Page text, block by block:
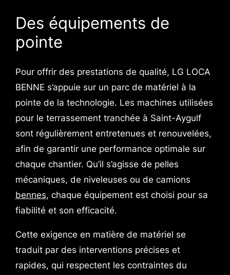
Des équipements de
pointe
Pour offrir des prestations de qualité, LG LOCA
BENNE s’appuie sur un parc de matériel à la
pointe de la technologie. Les machines utilisées
pour le terrassement tranchée à Saint-Aygulf
sont régulièrement entretenues et renouvelées,
afin de garantir une performance optimale sur
chaque chantier. Qu’il s’agisse de pelles
mécaniques, de niveleuses ou de camions
bennes, chaque équipement est choisi pour sa
fiabilité et son efficacité.
Cette exigence en matière de matériel se
traduit par des interventions précises et
rapides, qui respectent les contraintes du